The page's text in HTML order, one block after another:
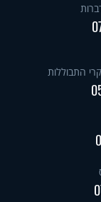
התבוללות